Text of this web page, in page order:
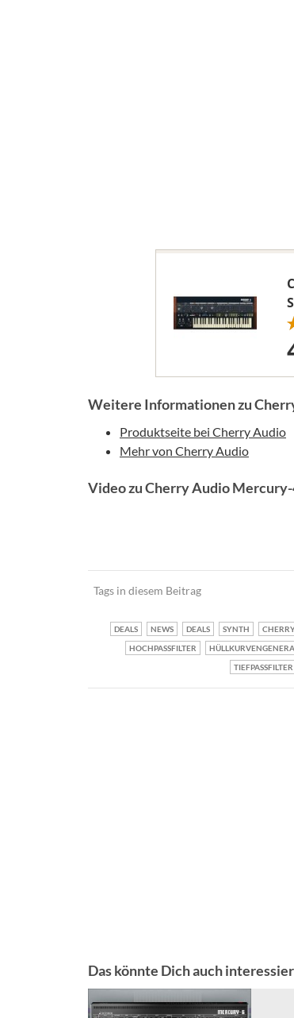
Weitere Informationen zu
Produktseite bei Cherry Audio
Mehr von Cherry Audio
Video zu Cherry Audio
Tags in diesem Beitrag
DEALS NEWS DEALS SYNTH
HOCHPASSFILTER
TIEFPASSFILTER
Das könnte Dich auch